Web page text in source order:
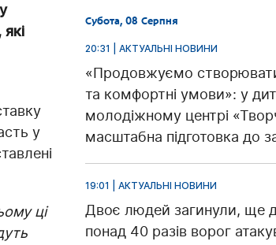
у
ці
Субота, 08 Серпня
20:31 | АКТУАЛЬНІ НОВИНИ
«Продовжуємо створювати
та комфортні умови»: у
молодіжному центрі
масштабна підготовка до
19:01 | АКТУАЛЬНІ НОВИНИ
Двоє людей загинули, ще
понад 40 разів ворог